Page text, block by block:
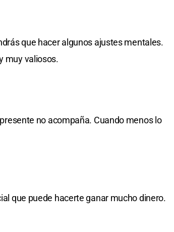
que hacer algunos ajustes mentales.
muy valiosos.
no acompaña. Cuando menos lo
que puede hacerte ganar mucho dinero.